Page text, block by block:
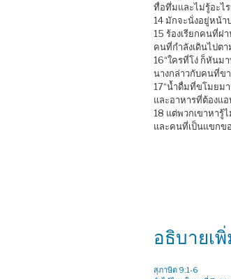
ทื่อทึ่มและไม่รู้อะไร
14 มักจะนั่งอยู่หน้า
15 ร้องเรียกคนที่ผ่
คนที่กำลังเดินไปต
16“ใครที่โง่ ก็หันมา
นางกล่าวกับคนที่ข
17“น้ำดื่มที่ขโมยม
และอาหารที่ต้องแอ
18 แต่พวกเขาหารู้
และคนที่เป็นแขกข
อธิบายเ
สุภาษิต 9:1-6